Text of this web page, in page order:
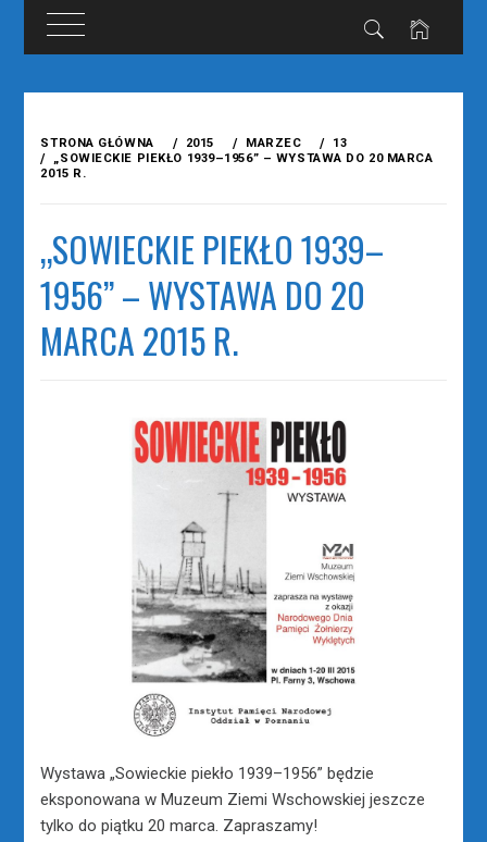
treści
STRONA GŁÓWNA 2015 MARZEC
13
„SOWIECKIE PIEKŁO 1939–1956” – WYSTAWA DO 20 MARCA
2015 R.
„SOWIECKIE PIEKŁO 1939–
1956” – WYSTAWA DO 20
MARCA 2015 R.
Wystawa „Sowieckie piekło 1939–1956” będzie
eksponowana w Muzeum Ziemi Wschowskiej jeszcze
tylko do piątku 20 marca. Zapraszamy!